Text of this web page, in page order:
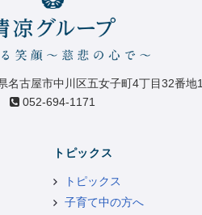
古屋市中川区五女子町4丁目32番地1
052-694-1171
トピックス
トピックス
子育て中の方へ